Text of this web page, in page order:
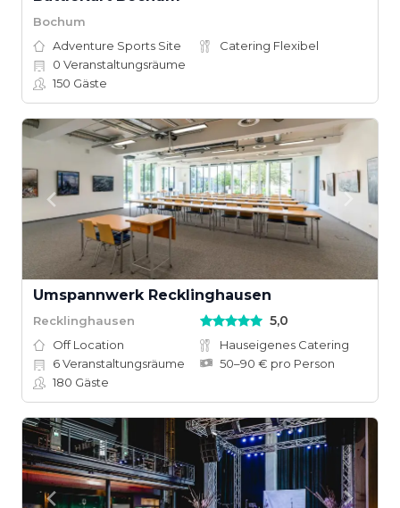
Bochum
Adventure Sports Site
Catering Flexibel
0 Veranstaltungsräume
150 Gäste
Umspannwerk Recklinghausen
Recklinghausen 5,0
Off Location
Hauseigenes Catering
6Veranstaltungsräume
50–90 € pro Person
180 Gäste